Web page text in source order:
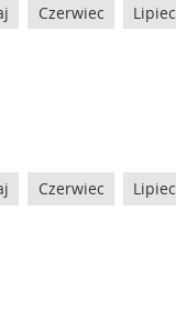
Czerwiec Lipiec
Czerwiec Lipiec